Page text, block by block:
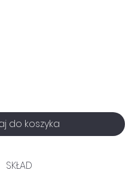
do koszyka
SKŁAD